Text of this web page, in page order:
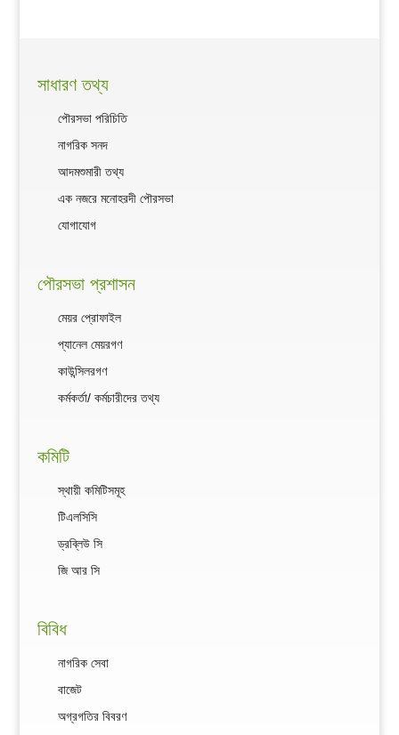
সাধারণ তথ্য
পৌরসভা পরিচিতি
নাগরিক সনদ
আদমশুমারী তথ্য
এক নজরে মনোহরদী পৌরসভা
যোগাযোগ
পৌরসভা প্রশাসন
মেয়র প্রোফাইল
প্যানেল মেয়রগণ
কাউন্সিলরগণ
কর্মকর্তা/ কর্মচারীদের তথ্য
কমিটি
স্থায়ী কমিটিসমূহ
টিএলসিসি
ড্রব্লিউ সি
জি আর সি
বিবিধ
নাগরিক সেবা
বাজেট
অগ্রগতির বিবরণ